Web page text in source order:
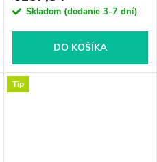
Skladom (dodanie 3-7 dní)
DO KOŠÍKA
Tip